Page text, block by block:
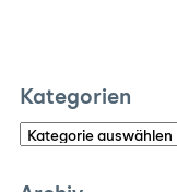
Kategorien
Kategorien